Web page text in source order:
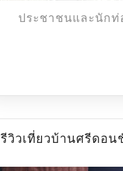
ประชาชนและนักท่
รีวิวเที่ยวบ้านศรีดอ